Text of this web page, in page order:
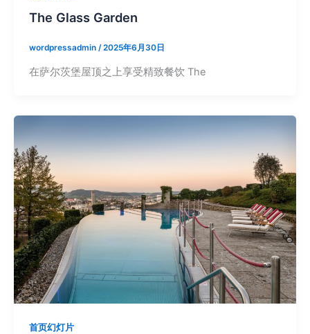
The Glass Garden
wordpressadmin /2025年6月30日
在萨尔茨堡屋顶之上享受精致餐饮 The
首页幻灯片